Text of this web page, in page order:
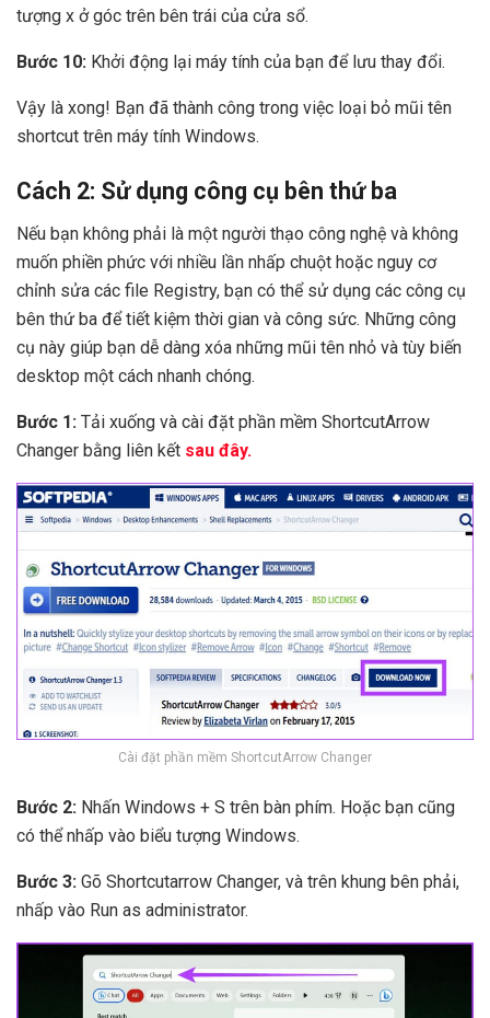
tượng x ở góc trên bên trái của cửa sổ.
Bước 10: Khởi động lại máy tính của bạn để lưu thay đổi.
Vậy là xong! Bạn đã thành công trong việc loại bỏ mũi tên
shortcut trên máy tính Windows.
Cách 2: Sử dụng công cụ bên thứ ba
Nếu bạn không phải là một người thạo công nghệ và không
muốn phiền phức với nhiều lần nhấp chuột hoặc nguy cơ
chỉnh sửa các file Registry, bạn có thể sử dụng các công cụ
bên thứ ba để tiết kiệm thời gian và công sức. Những công
cụ này giúp bạn dễ dàng xóa những mũi tên nhỏ và tùy biến
desktop một cách nhanh chóng.
Bước 1: Tải xuống và cài đặt phần mềm ShortcutArrow
Changer bằng liên kết sau đây.
Cài đặt phần mềm ShortcutArrow Changer
Bước 2: Nhấn Windows + S trên bàn phím. Hoặc bạn cũng
có thể nhấp vào biểu tượng Windows.
Bước 3: Gõ Shortcutarrow Changer, và trên khung bên phải,
nhấp vào Run as administrator.